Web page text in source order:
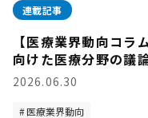
連載記事
【医療業界動向コ
向けた医療分野の議
2026.06.30
医療業界動向